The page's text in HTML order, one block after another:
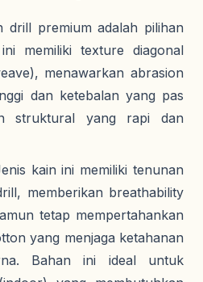
drillpremium adalah pilihan
memiliki texture diagonal
menawarkan abrasion
dan ketebalan yang pas
struktural yang rapi dan
kain ini memiliki tenunan
, memberikan breathability
tetap mempertahankan
yang menjaga ketahanan
Bahan ini ideal untuk